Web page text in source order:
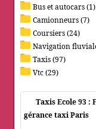
Bus et autocars (1)
Camionneurs (7)
Coursiers (24)
Navigation
Taxis (97)
Vtc (29)
Taxis Ecole 93
gérance taxi Paris